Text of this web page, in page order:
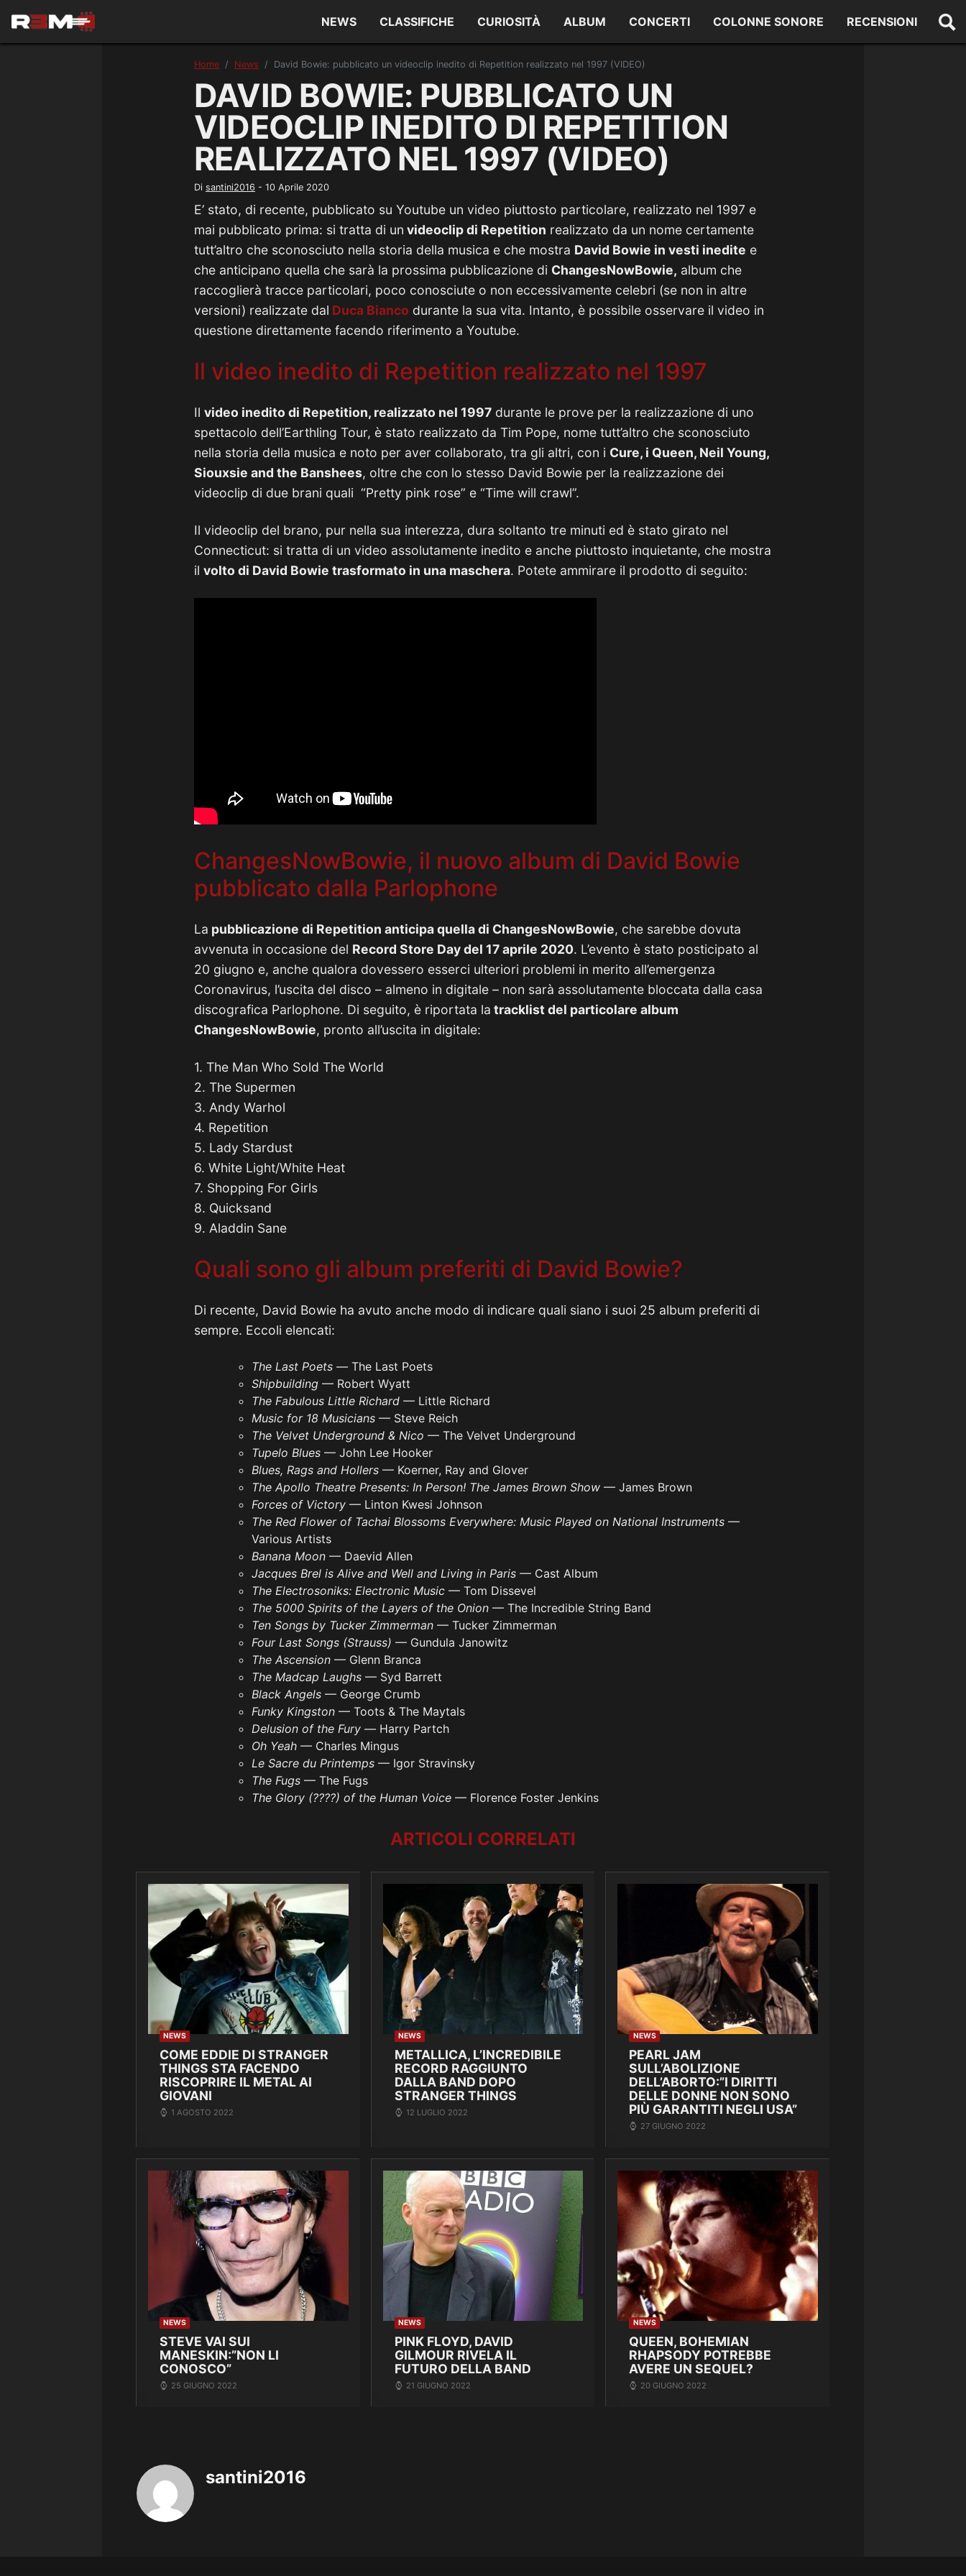
NEWS CLASSIFICHE CURIOSITÀ ALBUM CONCERTI COLONNE SONORE RECENSIONI
Home News David Bowie: pubblicato un videoclip inedito di Repetition realizzato nel 1997 (VIDEO)
DAVID BOWIE: PUBBLICATO UN
VIDEOCLIP INEDITO DI REPETITION
REALIZZATO NEL 1997 (VIDEO)
Di santini2016 - 10 Aprile 2020
E’ stato, di recente, pubblicato su Youtube un video piuttosto particolare, realizzato nel 1997 e
mai pubblicato prima: si tratta di un videoclip di Repetition realizzato da un nome certamente
tutt’altro che sconosciuto nella storia della musica e che mostra David Bowie in vesti inedite e
che anticipano quella che sarà la prossima pubblicazione di ChangesNowBowie, album che
raccoglierà tracce particolari, poco conosciute o non eccessivamente celebri (se non in altre
versioni) realizzate dal Duca Bianco durante la sua vita. Intanto, è possibile osservare il video in
questione direttamente facendo riferimento a Youtube.
ll video inedito di Repetition realizzato nel 1997
Il video inedito di Repetition, realizzato nel 1997 durante le prove per la realizzazione di uno
spettacolo dell’Earthling Tour, è stato realizzato da Tim Pope, nome tutt’altro che sconosciuto
nella storia della musica e noto per aver collaborato, tra gli altri, con i Cure, i Queen, Neil Young,
Siouxsie and the Banshees, oltre che con lo stesso David Bowie per la realizzazione dei
videoclip di due brani quali “Pretty pink rose” e “Time will crawl”.
Il videoclip del brano, pur nella sua interezza, dura soltanto tre minuti ed è stato girato nel
Connecticut: si tratta di un video assolutamente inedito e anche piuttosto inquietante, che mostra
il volto di David Bowie trasformato in una maschera. Potete ammirare il prodotto di seguito:
ChangesNowBowie, il nuovo album di David Bowie
pubblicato dalla Parlophone
La pubblicazione di Repetition anticipa quella di ChangesNowBowie, che sarebbe dovuta
avvenuta in occasione del Record Store Day del 17 aprile 2020. L’evento è stato posticipato al
20 giugno e, anche qualora dovessero esserci ulteriori problemi in merito all’emergenza
Coronavirus, l’uscita del disco – almeno in digitale – non sarà assolutamente bloccata dalla casa
discografica Parlophone. Di seguito, è riportata la tracklist del particolare album
ChangesNowBowie, pronto all’uscita in digitale:
1. The Man Who Sold The World
2. The Supermen
3. Andy Warhol
4. Repetition
5. Lady Stardust
6. White Light/White Heat
7. Shopping For Girls
8. Quicksand
9. Aladdin Sane
Quali sono gli album preferiti di David Bowie?
Di recente, David Bowie ha avuto anche modo di indicare quali siano i suoi 25 album preferiti di
sempre. Eccoli elencati:
The Last Poets — The Last Poets
Shipbuilding — Robert Wyatt
The Fabulous Little Richard — Little Richard
Music for 18 Musicians — Steve Reich
The Velvet Underground & Nico — The Velvet Underground
Tupelo Blues — John Lee Hooker
Blues, Rags and Hollers — Koerner, Ray and Glover
The Apollo Theatre Presents: In Person! The James Brown Show — James Brown
Forces of Victory — Linton Kwesi Johnson
The Red Flower of Tachai Blossoms Everywhere: Music Played on National Instruments —
Various Artists
Banana Moon — Daevid Allen
Jacques Brel is Alive and Well and Living in Paris — Cast Album
The Electrosoniks: Electronic Music — Tom Dissevel
The 5000 Spirits of the Layers of the Onion — The Incredible String Band
Ten Songs by Tucker Zimmerman — Tucker Zimmerman
Four Last Songs (Strauss) — Gundula Janowitz
The Ascension — Glenn Branca
The Madcap Laughs — Syd Barrett
Black Angels — George Crumb
Funky Kingston — Toots & The Maytals
Delusion of the Fury — Harry Partch
Oh Yeah — Charles Mingus
Le Sacre du Printemps — Igor Stravinsky
The Fugs — The Fugs
The Glory (????) of the Human Voice — Florence Foster Jenkins
ARTICOLI CORRELATI
NEWS
COME EDDIE DI STRANGER
THINGS STA FACENDO
RISCOPRIRE IL METAL AI
GIOVANI
1 AGOSTO 2022
NEWS
METALLICA, L’INCREDIBILE
RECORD RAGGIUNTO
DALLA BAND DOPO
STRANGER THINGS
12 LUGLIO 2022
NEWS
PEARL JAM
SULL’ABOLIZIONE
DELL’ABORTO:”I DIRITTI
DELLE DONNE NON SONO
PIÙ GARANTITI NEGLI USA”
27 GIUGNO 2022
NEWS
STEVE VAI SUI
MANESKIN:”NON LI
CONOSCO”
25 GIUGNO 2022
NEWS
PINK FLOYD, DAVID
GILMOUR RIVELA IL
FUTURO DELLA BAND
21 GIUGNO 2022
NEWS
QUEEN, BOHEMIAN
RHAPSODY POTREBBE
AVERE UN SEQUEL?
20 GIUGNO 2022
santini2016